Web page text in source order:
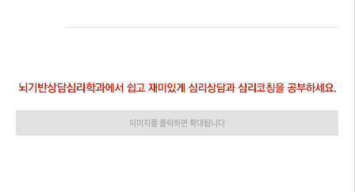
이미지를 클릭하면 확대됩니다